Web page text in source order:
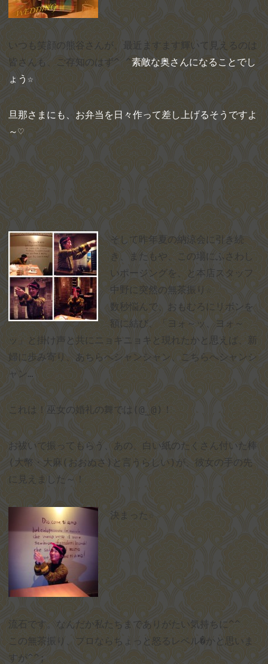
いつも笑顔の熊谷さんが、最近ますます輝いて見えるのは
皆さんも、ご存知のはず^ ^ 素敵な奥さんになることでし
ょう☆
旦那さまにも、お弁当を日々作って差し上げるそうですよ
～♡
そして昨年夏の納涼会に引き続
き、またもや、この場にふさわし
いポージングを、と本店スタッフ
中野に突然の無茶振り☆
数秒悩んで、おもむろにリボンを
額に結び、「ヨォ～ッ、ヨォ～
ッ」と掛け声と共にニョキニョキと現れたかと思えば、新
婦に歩み寄り、あちらへシャンシャン、こちらへシャンシ
ャン…
これは！巫女の婚礼の舞では (@_@) ！
お祓いで振ってもらう、あの、白い紙のたくさん付いた棒
( 大幣・大麻 おおぬさ ) と言うらしい ) が、彼女の手の先
に見えました～！
決まった☆
流石です。なんだか私たちまでありがたい気持ちに
^^
この無茶振り、プロならちょっと怒るレベル�かと思いま
すが^^;